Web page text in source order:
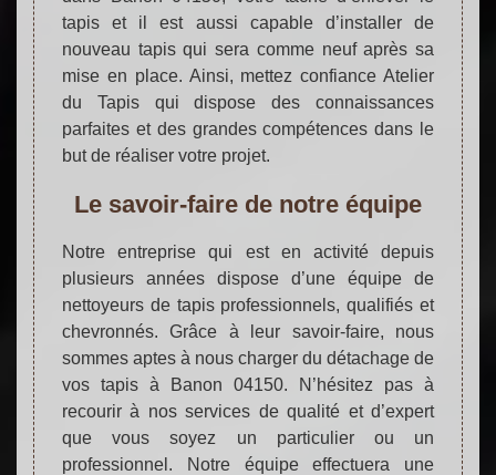
tapis et il est aussi capable d’installer de
nouveau tapis qui sera comme neuf après sa
mise en place. Ainsi, mettez confiance Atelier
du Tapis qui dispose des connaissances
parfaites et des grandes compétences dans le
but de réaliser votre projet.
Le savoir-faire de notre équipe
Notre entreprise qui est en activité depuis
plusieurs années dispose d’une équipe de
nettoyeurs de tapis professionnels, qualifiés et
chevronnés. Grâce à leur savoir-faire, nous
sommes aptes à nous charger du détachage de
vos tapis à Banon 04150. N’hésitez pas à
recourir à nos services de qualité et d’expert
que vous soyez un particulier ou un
professionnel. Notre équipe effectuera une